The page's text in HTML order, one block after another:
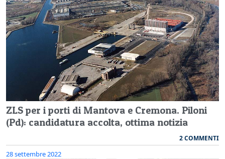
ZLS per i porti di Mantova e Cremona. Piloni
(Pd): candidatura accolta, ottima notizia
2 COMMENTI
28 settembre 2022